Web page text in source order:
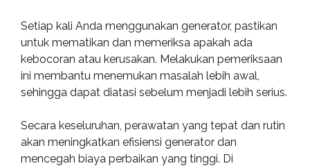
Setiap kali Anda menggunakan generator, pastikan
untuk mematikan dan memeriksa apakah ada
kebocoran atau kerusakan. Melakukan pemeriksaan
ini membantu menemukan masalah lebih awal,
sehingga dapat diatasi sebelum menjadi lebih serius.
Secara keseluruhan, perawatan yang tepat dan rutin
akan meningkatkan efisiensi generator dan
mencegah biaya perbaikan yang tinggi. Di